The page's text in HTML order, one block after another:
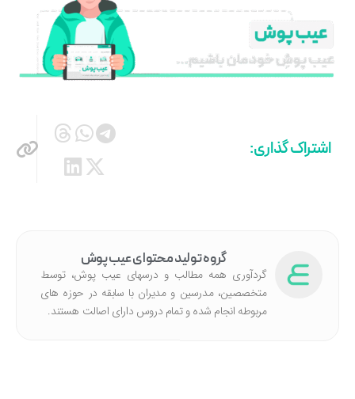
اشتراک گذاری:
گروه تولید محتوای عیب پوش
گردآوری همه مطالب و درسهای عیب پوش، توسط
متخصصین، مدرسین و مدیران با سابقه در حوزه های
مربوطه انجام شده‌ و تمام دروس دارای اصالت هستند.